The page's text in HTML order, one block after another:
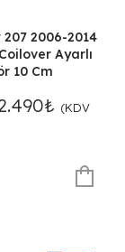
2006-2014
Ayarlı
10 Cm
₺ Şu
12.490₺.
(KDV